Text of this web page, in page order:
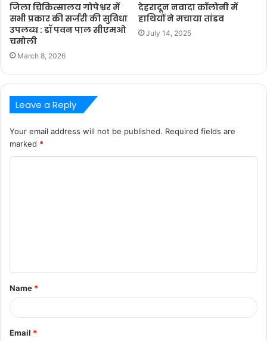
जिला चिकित्सालय गोपेश्वर में
सभी प्रकार की सर्जरी की सुविधा
उपलब्ध : डॉ पवन पाल सीएमओ
चमोली
March 8, 2026
देहरादून नवादा कॉलोनी में
हाथियों ने मचाया तांडव
July 14, 2025
Leave a Reply
Your email address will not be published. Required fields are
marked *
t
*
Name *
Email *